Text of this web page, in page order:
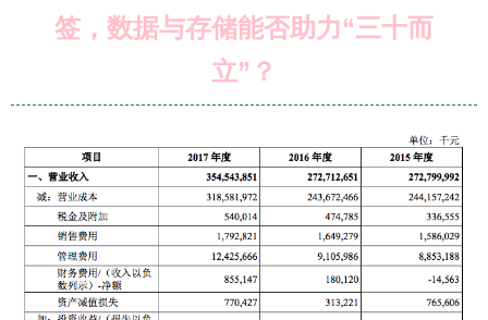
签，数据与存储能否助力“三十而
立”？